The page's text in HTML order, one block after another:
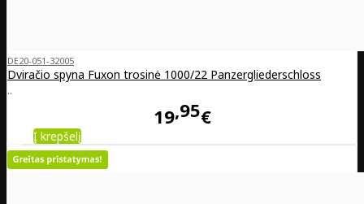
DE20-051-32005
Dviračio spyna Fuxon trosinė 1000/22 Panzergliederschloss
..
19 95€
Į krepšelį